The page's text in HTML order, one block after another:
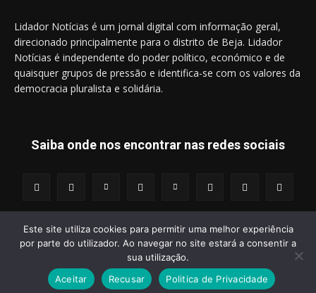
Lidador Notícias é um jornal digital com informação geral,
direcionado principalmente para o distrito de Beja. Lidador
Notícias é independente do poder político, económico e de
quaisquer grupos de pressão e identifica-se com os valores da
democracia pluralista e solidária.
Saiba onde nos encontrar nas redes sociais
© 2014 - 2025 Lidador Notícias. | Todos os Direitos Reservados.
Termos e Condições Política de Privacidade Publicidade
Este site utiliza cookies para permitir uma melhor experiência
por parte do utilizador. Ao navegar no site estará a consentir a
sua utilização.
Aceitar
Recusar Politica de Privacidade